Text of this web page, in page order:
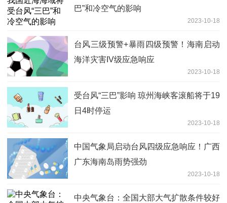
巴”和冷空气的影响
2023-10-18
台风三级预警+暴雨四级预警！海南启动
海洋灾害IV级应急响应
2023-10-18
受台风“三巴”影响 琼州海峡客滚船将于19
日4时停运
2023-10-18
中国气象局启动台风四级应急响应！广西
广东海南岛雨势强劲
2023-10-18
中央气象台：全国大部大气扩散条件较好